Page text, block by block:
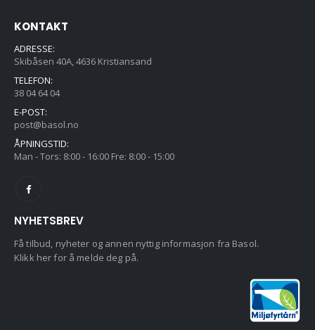
KONTAKT
ADRESSE:
Skibåsen 40A, 4636 Kristiansand
TELEFON:
38 04 64 04
E-POST:
post@basol.no
ÅPNINGSTID:
Man - Tors: 8:00 - 16:00 Fre: 8:00 - 15:00
NYHETSBREV
Få tilbud, nyheter og annen nyttig informasjon fra Basol.
Klikk her for å melde deg på.